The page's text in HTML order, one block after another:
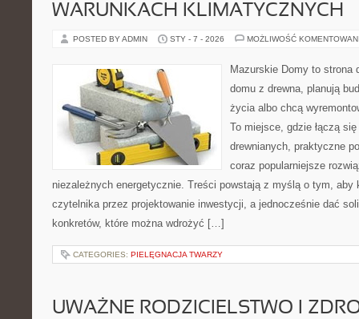
WARUNKACH KLIMATYCZNYCH
POSTED BY ADMIN STY - 7 - 2026 MOŻLIWOŚĆ
Mazurskie Domy to strona
domu z drewna, planują
życia albo chcą
To miejsce, gdzie łączą
drewnianych, praktyczne
coraz popularniejsze
niezależnych energetycznie. Treści powstają z myślą o tym, aby
czytelnika przez projektowanie inwestycji, a jednocześnie dać
konkretów, które można wdrożyć […]
CATEGORIES: PIELĘGNACJA TWARZY
UWAŻNE RODZICIELSTWO I